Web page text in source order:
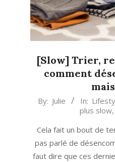
[Slow] Trier,
comment
2021-
24
By: Julie In:
plus slow,
Cela fait un bout de
pas parlé de
faut dire que ces